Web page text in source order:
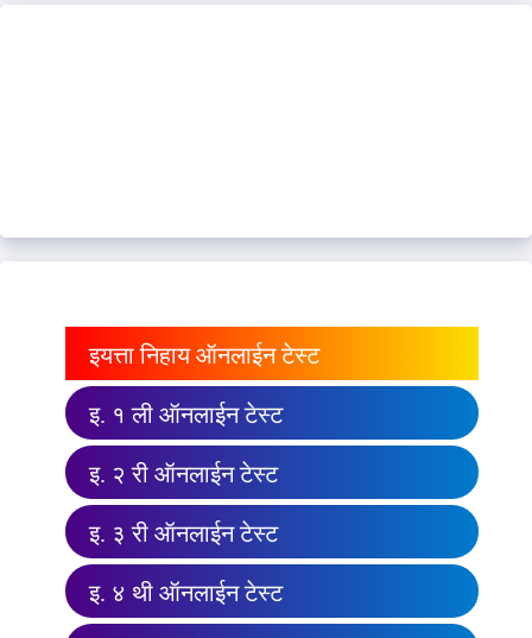
इयत्ता निहाय ऑनलाईन टेस्ट
इ. १ ली ऑनलाईन टेस्ट
इ. २ री ऑनलाईन टेस्ट
इ. ३ री ऑनलाईन टेस्ट
इ. ४ थी ऑनलाईन टेस्ट